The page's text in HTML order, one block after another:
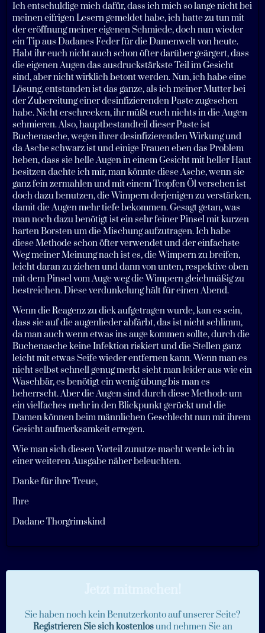
Ich entschuldige mich dafür, dass ich mich so lange nicht bei
meinen eifrigen Lesern gemeldet habe, ich hatte zu tun mit
der eröffnung meiner eigenen Schmiede, doch nun wieder
ein Tip aus Dadanes Feder für die Damenwelt von heute.
Habt ihr euch nicht auch schon öfter darüber geärgert, dass
die eigenen Augen das ausdruckstärkste Teil im Gesicht
sind, aber nicht wirklich betont werden. Nun, ich habe eine
Lösung, entstanden ist das ganze, als ich meiner Mutter bei
der Zubereitung einer desinfizierenden Paste zugesehen
habe. Nicht erschrecken, ihr müßt euch nichts in die Augen
schmieren. Also, hauptbestandteil dieser Paste ist
Buchenasche, wegen ihrer desinfizierenden Wirkung und
da Asche schwarz ist und einige Frauen eben das Problem
heben, dass sie helle Augen in einem Gesicht mit heller Haut
besitzen dachte ich mir, man könnte diese Asche, wenn sie
ganz fein zermahlen und mit einem Tropfen Öl versehen ist
doch dazu benutzen, die Wimpern derjenigen zu verstärken,
damit die Augen mehr tiefe bekommen. Gesagt getan, was
man noch dazu benötigt ist ein sehr feiner Pinsel mit kurzen
harten Borsten um die Mischung aufzutragen. Ich habe
diese Methode schon öfter verwendet und der einfachste
Weg meiner Meinung nach ist es, die Wimpern zu breifen,
leicht daran zu ziehen und dann von unten, respektive oben
mit dem Pinsel vom Auge weg die Wimpern gleichmäßig zu
bestreichen. Diese verdunkelung hält für einen Abend.
Wenn die Reagenz zu dick aufgetragen wurde, kan es sein,
dass sie auf die augenlieder abfärbt, das ist nicht schlimm,
da man auch wenn etwas ins auge kommen sollte, durch die
Buchenasche keine Infektion riskiert und die Stellen ganz
leicht mit etwas Seife wieder entfernen kann. Wenn man es
nicht selbst schnell genug merkt sieht man leider aus wie ein
Waschbär, es benötigt ein wenig übung bis man es
beherrscht. Aber die Augen sind durch diese Methode um
ein vielfaches mehr in den Blickpunkt gerückt und die
Damen können beim männlichen Geschlecht nun mit ihrem
Gesicht aufmerksamkeit erregen.
Wie man sich diesen Vorteil zunutze macht werde ich in
einer weiteren Ausgabe näher beleuchten.
Danke für ihre Treue,
Ihre
Dadane Thorgrimskind
Sie haben noch kein Benutzerkonto auf unserer Seite?
Registrieren Sie sich kostenlosund nehmen Sie an